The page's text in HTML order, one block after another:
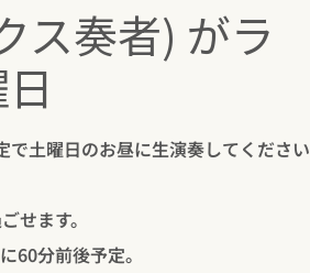
ス奏者) がラ
土曜日のお昼に生演奏してください
せます。
60分前後予定。